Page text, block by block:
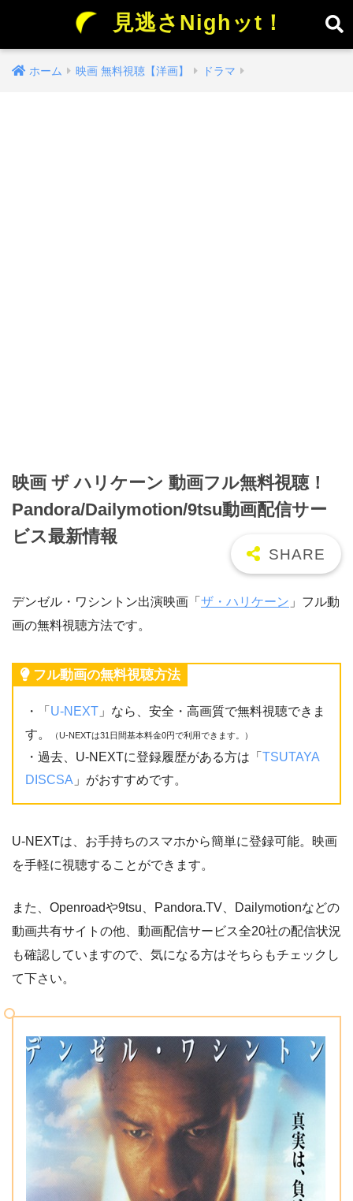
見逃さNighッt！
ホーム 映画 無料視聴【洋画】 ドラマ
映画 ザ ハリケーン 動画フル無料視聴！
Pandora/Dailymotion/9tsu動画配信サー
ビス最新情報
デンゼル・ワシントン出演映画「 ザ・ハリケーン 」フル動
画の無料視聴方法です。
フル動画の無料視聴方法
・「 U-NEXT 」なら、安全・高画質で無料視聴できま
す。
（U-NEXTは31日間基本料金0円で利用できます。）
・過去、U-NEXTに登録履歴がある方は「 TSUTAYA
DISCSA 」がおすすめです。
U-NEXTは、お手持ちのスマホから簡単に登録可能。映画
を手軽に視聴することができます。
また、Openroadや9tsu、Pandora.TV、Dailymotionなどの
動画共有サイトの他、動画配信サービス全20社の配信状況
も確認していますので、気になる方はそちらもチェックし
て下さい。